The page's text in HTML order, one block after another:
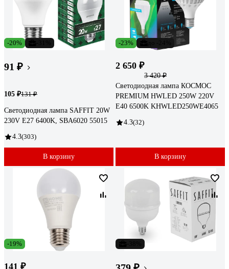
-20%
91 ₽
105 ₽131 ₽
Светодиодная лампа SAFFIT 20W
230V E27 6400K, SBA6020 55015
4.3(303)
В корзину
-23%
2 650 ₽
3 420 ₽
Светодиодная лампа КОСМОС
PREMIUM HWLED 250W 220V
E40 6500K KHWLED250WE4065
4.3(32)
В корзину
-19%
141 ₽